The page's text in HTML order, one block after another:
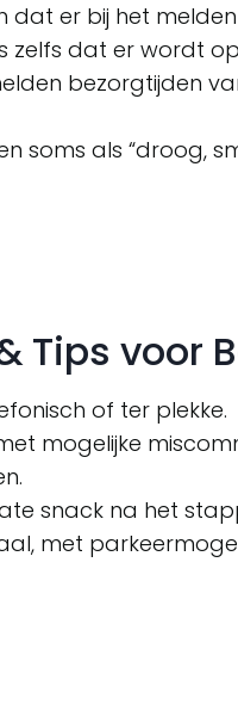
dat er bij het
dat er wordt
bezorgtijden
soms als “droog,
Tips voor
of ter plekke.
mogelijke
snack na het
met